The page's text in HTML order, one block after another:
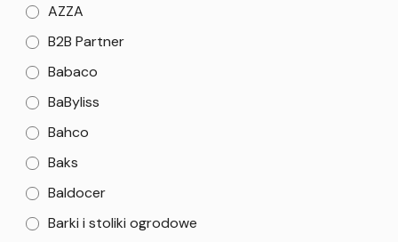
AZZA
B2B Partner
Babaco
BaByliss
Bahco
Baks
Baldocer
Barki i stoliki ogrodowe